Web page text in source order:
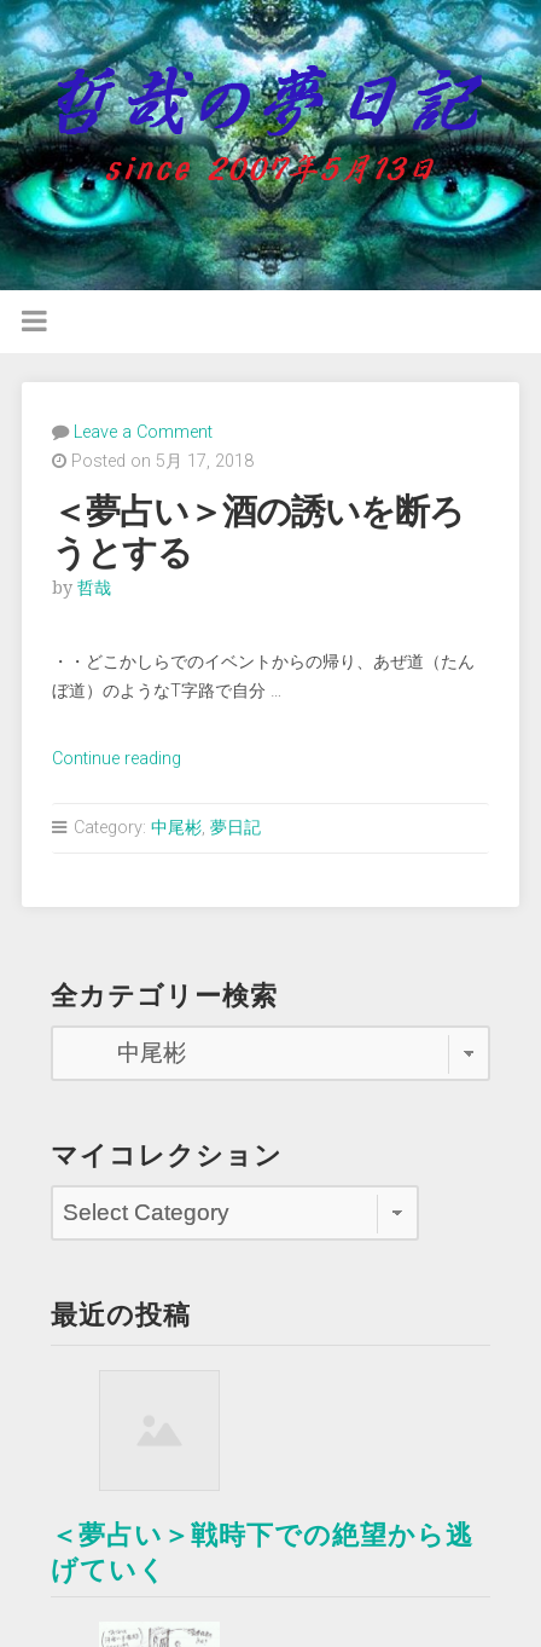
Leave a Comment
Posted on 5月 17, 2018
＜夢占い＞酒の誘いを断ろ
うとする
by 哲哉
・・どこかしらでのイベントからの帰り、あぜ道（たん
ぼ道）のようなT字路で自分 …
Continue reading“＜
占
酒
い
断
ろ
す
る”
Category: 中尾彬, 夢日記
全カテゴリー検索
マイコレクション
最近の投稿
＜夢占い＞戦時下での絶望から逃
げていく